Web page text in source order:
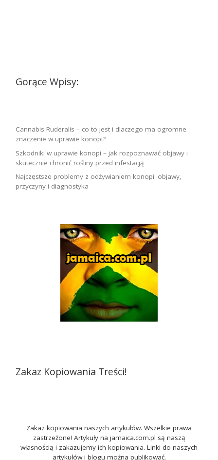
Gorące Wpisy:
Cannabis Ruderalis – co to jest i dlaczego ma ogromne
znaczenie w uprawie konopi?
Szkodniki w uprawie konopi – jak rozpoznawać objawy i
skutecznie chronić rośliny przed infestacją
Najczęstsze problemy z odżywianiem konopi: objawy,
przyczyny i diagnostyka
Zakaz Kopiowania Treści!
Zakaz kopiowania naszych artykułów. Wszelkie prawa
zastrzeżone! Artykuły na jamaica.com.pl są naszą
własnością i zakazujemy ich kopiowania. Linki do naszych
artykułów i blogu można publikować.